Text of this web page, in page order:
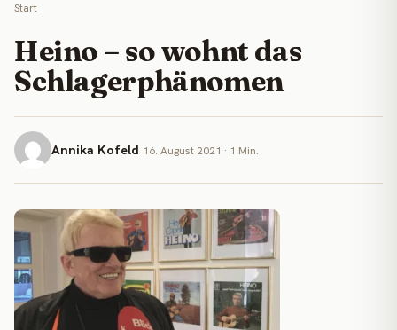
Start
Heino – so wohnt das
Schlagerphänomen
Annika Kofeld 16. August 2021 · 1 Min.